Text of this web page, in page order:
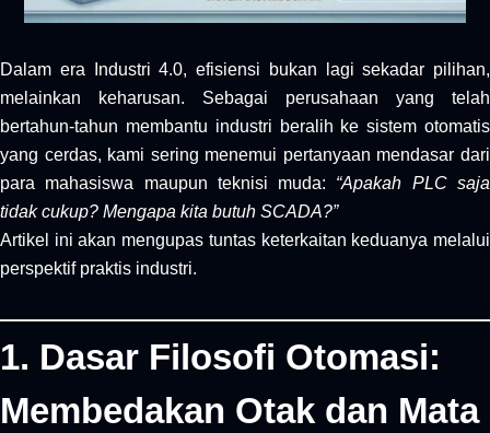
Dalam era Industri 4.0, efisiensi bukan lagi sekadar pilihan,
melainkan keharusan. Sebagai perusahaan yang telah
bertahun-tahun membantu industri beralih ke sistem otomatis
yang cerdas, kami sering menemui pertanyaan mendasar dari
para mahasiswa maupun teknisi muda: “Apakah PLC saja
tidak cukup? Mengapa kita butuh SCADA?”
Artikel ini akan mengupas tuntas keterkaitan keduanya melalui
perspektif praktis industri.
1. Dasar Filosofi Otomasi:
Membedakan Otak dan Mata